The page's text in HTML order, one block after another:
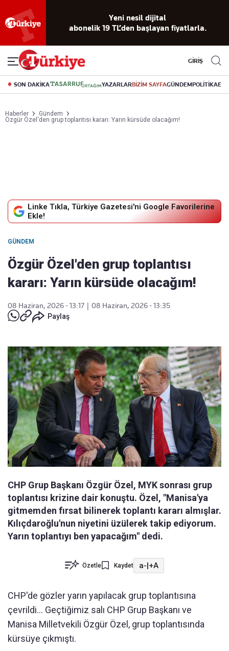
Yeni nesil dijital
abonelik 19 TL’den başlayan fiyatlarla.
GİRİŞ
SON DAKİKA YAZARLARBİZİM SAYFAGÜNDEMPOLİTİKA
Haberler
Gündem
Özgür Özel'den grup toplantısı kararı: Yarın kürsüde olacağım!
Linke Tıkla, Türkiye Gazetesi'ni Google Favorilerine
Ekle!
GÜNDEM
Özgür Özel'den grup toplantısı
kararı: Yarın kürsüde olacağım!
08 Haziran, 2026 - 13:17
08 Haziran, 2026 - 13:35
Paylaş
CHP Grup Başkanı Özgür Özel, MYK sonrası grup
toplantısı krizine dair konuştu. Özel, "Manisa'ya
gitmemden fırsat bilinerek toplantı kararı almışlar.
Kılıçdaroğlu'nun niyetini üzülerek takip ediyorum.
Yarın toplantıyı ben yapacağım" dedi.
Özetle Kaydet a-|+A
CHP'de gözler yarın yapılacak grup toplantısına
çevrildi... Geçtiğimiz salı CHP Grup Başkanı ve
Manisa Milletvekili Özgür Özel, grup toplantısında
kürsüye çıkmıştı.